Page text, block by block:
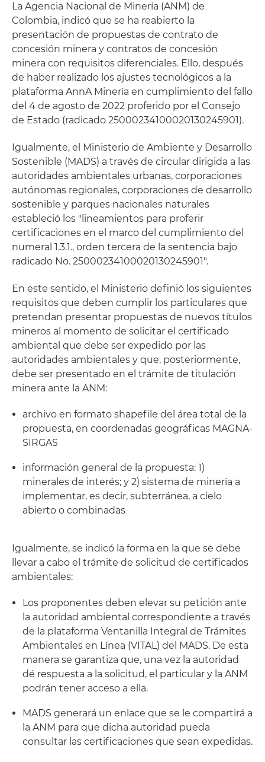
La Agencia Nacional de Minería (ANM) de
Colombia, indicó que se ha reabierto la
presentación de propuestas de contrato de
concesión minera y contratos de concesión
minera con requisitos diferenciales. Ello, después
de haber realizado los ajustes tecnológicos a la
plataforma AnnA Minería en cumplimiento del fallo
del 4 de agosto de 2022 proferido por el Consejo
de Estado (radicado 25000234100020130245901).
Igualmente, el Ministerio de Ambiente y Desarrollo
Sostenible (MADS) a través de circular dirigida a las
autoridades ambientales urbanas, corporaciones
autónomas regionales, corporaciones de desarrollo
sostenible y parques nacionales naturales
estableció los "lineamientos para proferir
certificaciones en el marco del cumplimiento del
numeral 1.3.1., orden tercera de la sentencia bajo
radicado No. 25000234100020130245901".
En este sentido, el Ministerio definió los siguientes
requisitos que deben cumplir los particulares que
pretendan presentar propuestas de nuevos títulos
mineros al momento de solicitar el certificado
ambiental que debe ser expedido por las
autoridades ambientales y que, posteriormente,
debe ser presentado en el trámite de titulación
minera ante la ANM:
archivo en formato shapefile del área total de la
propuesta, en coordenadas geográficas MAGNA-
SIRGAS
información general de la propuesta: 1)
minerales de interés; y 2) sistema de minería a
implementar, es decir, subterránea, a cielo
abierto o combinadas
Igualmente, se indicó la forma en la que se debe
llevar a cabo el trámite de solicitud de certificados
ambientales:
Los proponentes deben elevar su petición ante
la autoridad ambiental correspondiente a través
de la plataforma Ventanilla Integral de Trámites
Ambientales en Línea (VITAL) del MADS. De esta
manera se garantiza que, una vez la autoridad
dé respuesta a la solicitud, el particular y la ANM
podrán tener acceso a ella.
MADS generará un enlace que se le compartirá a
la ANM para que dicha autoridad pueda
consultar las certificaciones que sean expedidas.